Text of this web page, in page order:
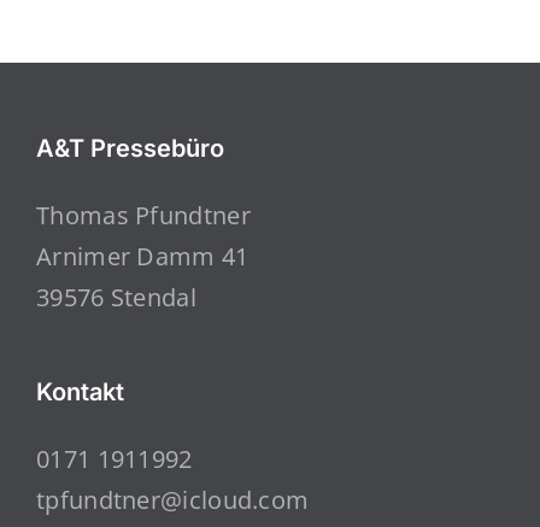
A&T Pressebüro
Thomas Pfundtner
Arnimer Damm 41
39576 Stendal
Kontakt
0171 1911992
tpfundtner@icloud.com